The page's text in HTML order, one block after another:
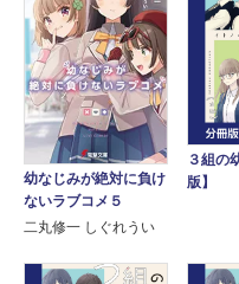
幼なじみが絶対に負け
ないラブコメ５
二丸修一 しぐれうい
３組の
版】